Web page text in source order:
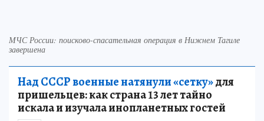
МЧС России: поисково-спасательная операция в Нижнем Тагиле
завершена
Над СССР военные натянули «сетку»для
пришельцев: как страна 13 лет тайно
искала и изучала инопланетных гостей